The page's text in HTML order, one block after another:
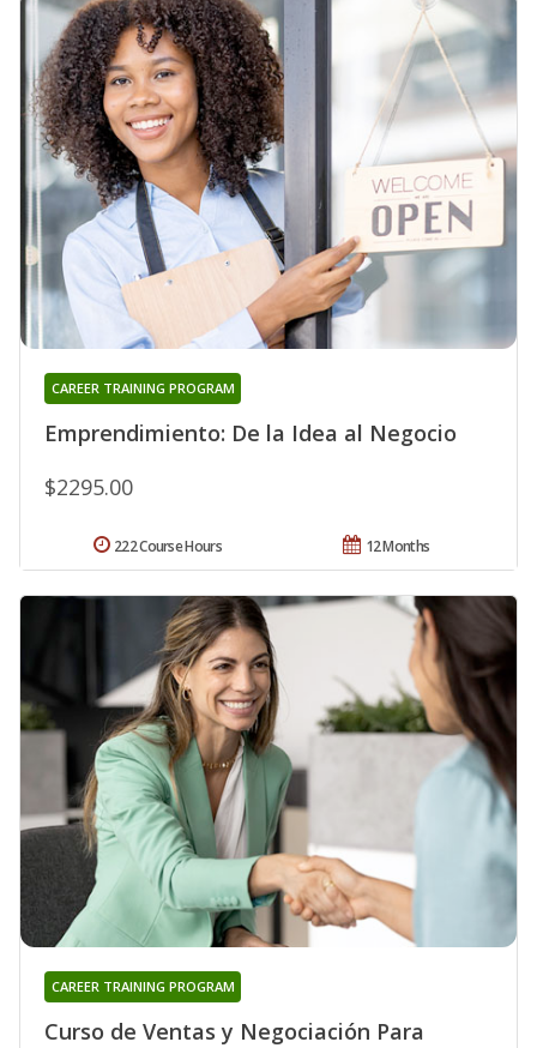
Emprendimiento: De la Idea al Negocio
CAREER TRAINING PROGRAM
$2295.00
12 Months
222 Course Hours
Curso de Ventas y Negociación Para
CAREER TRAINING PROGRAM